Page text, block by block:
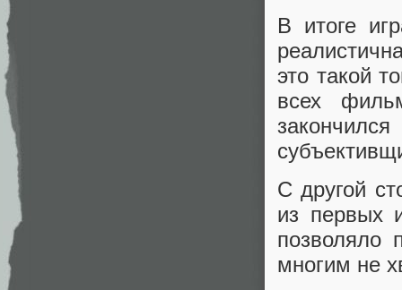
В итоге
это такой
всех
С другой
из первых
позволяло
многим не